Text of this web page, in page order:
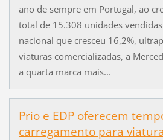
ano de sempre em Portugal, ao
total de 15.308 unidades
nacional que cresceu 16,2%,
viaturas comercializadas, a
a quarta marca mais...
Prio e EDP oferecem
carregamento para